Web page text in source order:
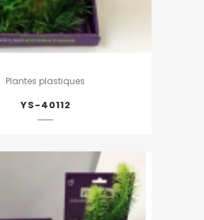
Plantes plastiques
YS-40112